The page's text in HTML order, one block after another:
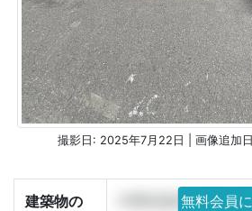
撮影日: 2025年7月22日 | 画像追加
建築物の
中野区新井1丁目計
無料会員